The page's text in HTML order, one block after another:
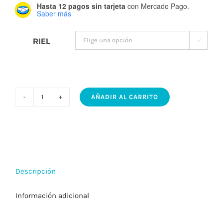
Hasta 12 pagos sin tarjeta con Mercado Pago.
Saber más
RIEL 
de
magnético
AÑADIR AL CARRITO
Descripción
Información adicional